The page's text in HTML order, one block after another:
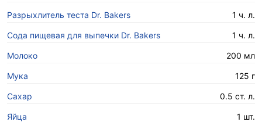
Разрыхлитель теста Dr. Bakers 1 ч. л.
Сода пищевая для выпечки Dr. Bakers 1 ч. л.
Молоко 200 мл
Мука 125 г
Сахар 0.5 ст. л.
Яйца 1 шт.